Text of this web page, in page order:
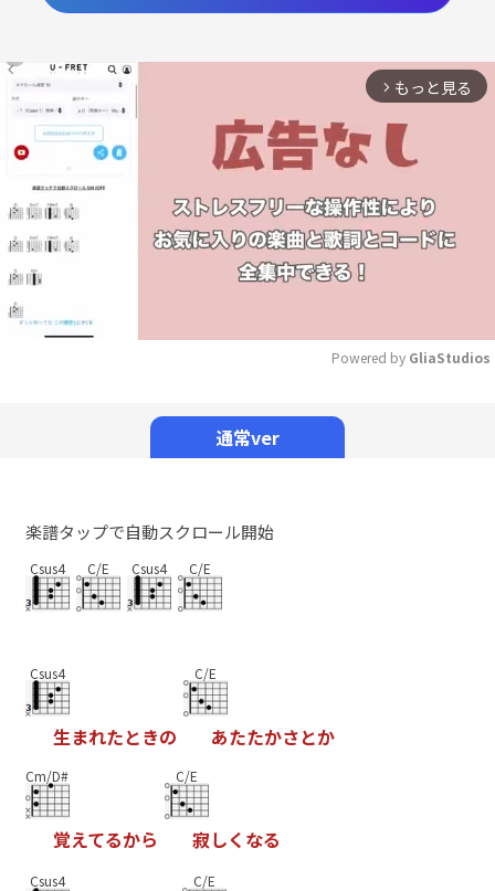
arrow_forward_ios もっと見る
Powered by GliaStudios
通常ver
楽譜タップで自動スクロール開始
Csus4 C/E Csus4 C/E
Csus4
生まれたときの
C/E
あたたかさとか
Cm/D#
覚えてるから
C/E
寂しく なる
Csus4 C/E